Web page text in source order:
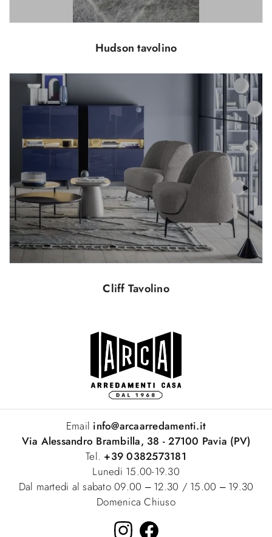
Hudson tavolino
Cliff Tavolino
Email info@arcaarredamenti.it
Via Alessandro Brambilla, 38 - 27100 Pavia (PV)
Tel. +39 0382573181
Lunedi 15.00-19.30
Dal martedi al sabato 09.00 – 12.30 / 15.00 – 19.30
Domenica Chiuso